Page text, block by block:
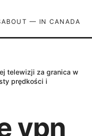
ABOUT — IN CANADA
telewizji za granica w
prędkości i
vpn